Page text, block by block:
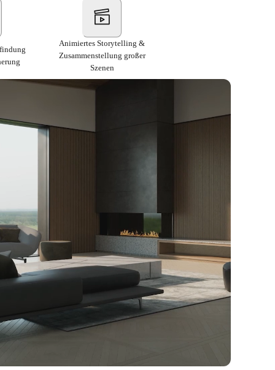
Animiertes Storytelling &
Zusammenstellung großer
Szenen